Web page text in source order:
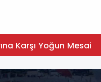
Karşı Yoğun Mesai